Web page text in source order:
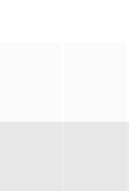
巴、小帅、静静等，欧野父子克服重